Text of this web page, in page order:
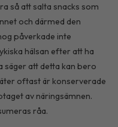
så att salta snacks som
och därmed den
påverkade inte
hälsan efter att ha
att detta kan bero
oftast är konserverade
av näringsämnen.
råa.